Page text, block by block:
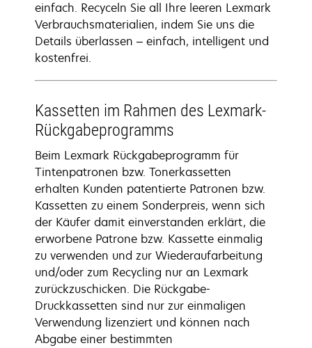
einfach. Recyceln Sie all Ihre leeren Lexmark
Verbrauchsmaterialien, indem Sie uns die
Details überlassen – einfach, intelligent und
kostenfrei.
Kassetten im Rahmen des Lexmark-
Rückgabeprogramms
Beim Lexmark Rückgabeprogramm für
Tintenpatronen bzw. Tonerkassetten
erhalten Kunden patentierte Patronen bzw.
Kassetten zu einem Sonderpreis, wenn sich
der Käufer damit einverstanden erklärt, die
erworbene Patrone bzw. Kassette einmalig
zu verwenden und zur Wiederaufarbeitung
und/oder zum Recycling nur an Lexmark
zurückzuschicken. Die Rückgabe-
Druckkassetten sind nur zur einmaligen
Verwendung lizenziert und können nach
Abgabe einer bestimmten